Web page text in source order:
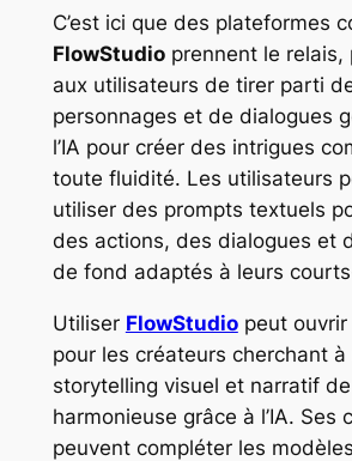
C’est ici que des plateformes
FlowStudioprennent le relais,
aux utilisateurs de tirer parti
personnages et de dialogues
l’IA pour créer des intrigues
toute fluidité. Les utilisateurs
utiliser des prompts textuels
des actions, des dialogues et
de fond adaptés à leurs
Utiliser FlowStudiopeut ouvrir
pour les créateurs cherchant à
storytelling visuel et narratif
harmonieuse grâce à l’IA. Ses
peuvent compléter les